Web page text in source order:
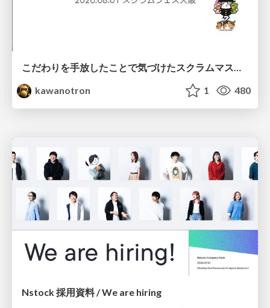
こだわりを手放したことで気づけたスクラムマスターとしての振る舞い
kawanotron
1 480
Nstock 採用資料 / We are hiring